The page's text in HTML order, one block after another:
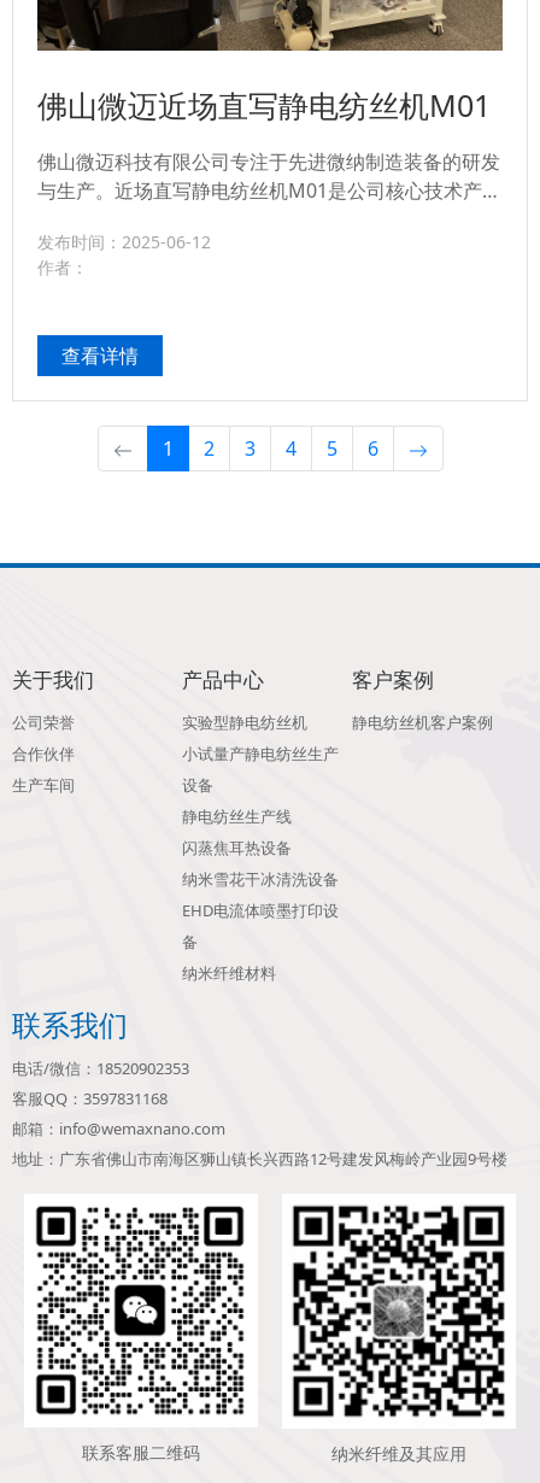
佛山微迈近场直写静电纺丝机M01
佛山微迈科技有限公司专注于先进微纳制造装备的研发
与生产。近场直写静电纺丝机M01是公司核心技术产品
机构和高端制造企业打造。该设备在组织工程、药物缓
释、能源材料、过滤分离、传感器、微电子等领域具有
发布时间：2025-06-12
作者：
查看详情
1 2 3 4 5 6
关于我们
公司荣誉
合作伙伴
生产车间
产品中心
实验型静电纺丝机
小试量产静电纺丝生产
设备
静电纺丝生产线
闪蒸焦耳热设备
纳米雪花干冰清洗设备
EHD电流体喷墨打印设
备
纳米纤维材料
客户案例
静电纺丝机客户案例
联系我们
电话/微信：18520902353
客服QQ：3597831168
邮箱：info@wemaxnano.com
地址：广东省佛山市南海区狮山镇长兴西路12号建发风梅岭产业园9号楼
联系客服二维码 纳米纤维及其应用